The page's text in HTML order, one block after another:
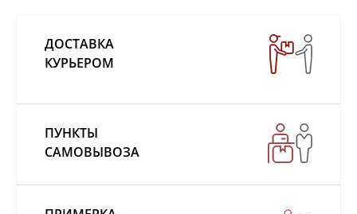
ДОСТАВКА
КУРЬЕРОМ
ПУНКТЫ
САМОВЫВОЗА